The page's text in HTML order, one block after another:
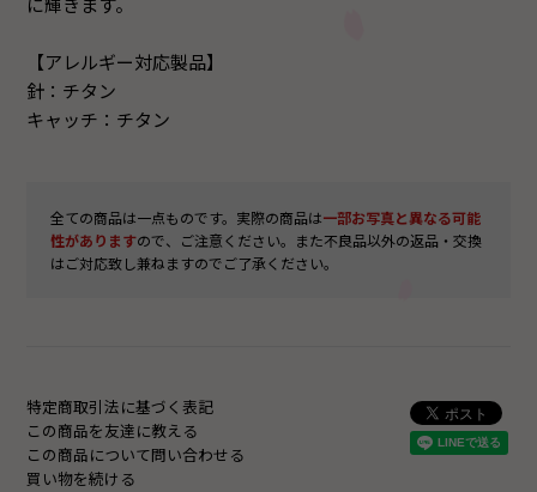
【アレルギー対応製品】
針：チタン
キャッチ：チタン
全ての商品は一点ものです。実際の商品は一部お写真と異なる可能
性がありますので、ご注意ください。また不良品以外の返品・交換
はご対応致し兼ねますのでご了承ください。
特定商取引法に基づく表記
この商品を友達に教える
この商品について問い合わせる
買い物を続ける